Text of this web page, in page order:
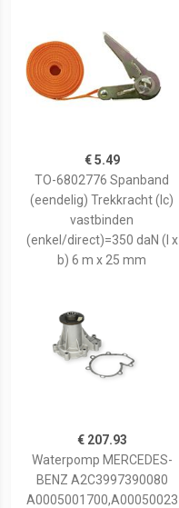
€ 5.49
TO-6802776 Spanband
(eendelig) Trekkracht (lc)
vastbinden
(enkel/direct)=350 daN (l x
b) 6 m x 25 mm
€ 207.93
Waterpomp MERCEDES-
BENZ A2C3997390080
A0005001700,A00050023